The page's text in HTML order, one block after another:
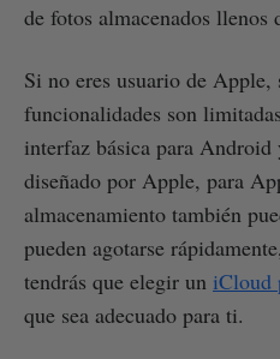
de fotos almacenados llenos
Si no eres usuario de Apple,
funcionalidades son
interfaz básica para
diseñado por Apple, para
almacenamiento también
pueden agotarse
tendrás que elegir un iCloud
que sea adecuado para ti.